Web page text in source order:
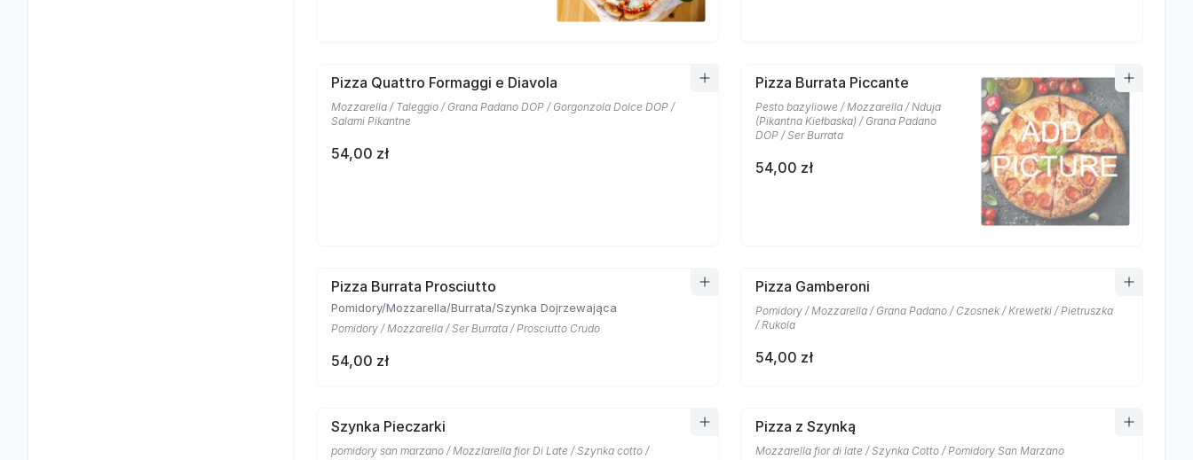
Pizza Quattro Formaggi e Diavola
Mozzarella / Taleggio / Grana Padano DOP / Gorgonzola Dolce DOP /
Salami Pikantne
54,00 zł
Pizza Burrata Piccante
Pesto bazyliowe / Mozzarella / Nduja
(Pikantna Kiełbaska) / Grana Padano
DOP / Ser Burrata
54,00 zł
Pizza Burrata Prosciutto
Pomidory/Mozzarella/Burrata/Szynka Dojrzewająca
Pomidory / Mozzarella / Ser Burrata / Prosciutto Crudo
54,00 zł
Pizza Gamberoni
Pomidory / Mozzarella / Grana Padano / Czosnek / Krewetki / Pietruszka
/ Rukola
54,00 zł
Szynka Pieczarki
pomidory san marzano / Mozzlarella fior Di Late / Szynka cotto /
Pizza z Szynką
Mozzarella fior di late / Szynka Cotto / Pomidory San Marzano